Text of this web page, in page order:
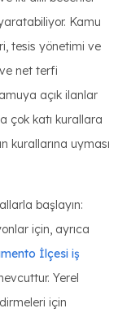
Kamu
tesis yönetimi ve
net terfi
açık ilanlar
çok katı kurallara
kurallarına uyması
başlayın:
için, ayrıca
İlçesi iş
Yerel
için